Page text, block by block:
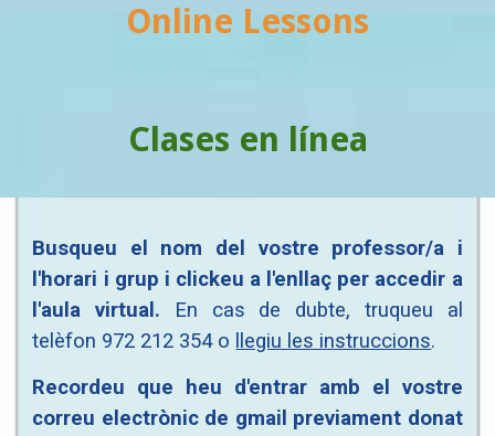
Online Lessons
Clases en línea
Busqueu el nom del vostre professor/a i
l'horari i grup i clickeu a l'enllaç per accedir a
l'aula virtual. En cas de dubte, truqueu al
telèfon 972 212 354 o
llegiu les instruccions.
Recordeu que heu d'entrar amb el vostre
correu electrònic de gmail previament donat